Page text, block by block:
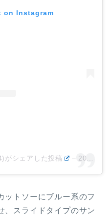
on Instagram
がシェアした投稿 – 2019年 5月月3日午後3時25分PDT
ットソーにブルー系のフ
、スライドタイプのサン